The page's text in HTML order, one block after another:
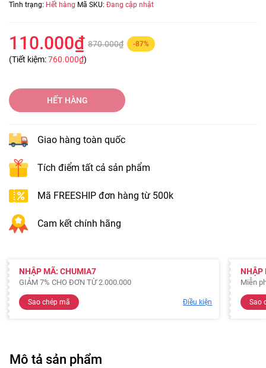
Tình trạng: Hết hàng Mã SKU: Đang cập nhật
110.000₫ 870.000₫ -87%
(Tiết kiệm:760.000₫)
HẾT HÀNG
Giao hàng toàn quốc
Tích điểm tất cả sản phẩm
Mã FREESHIP đơn hàng từ 500k
Cam kết chính hãng
NHẬP MÃ: CHUMIA7
GIẢM 7% CHO ĐƠN TỪ 2.000.000
Sao chép mã Điều kiện
NHẬP
Miễn
Sao
Mô tả sản phẩm